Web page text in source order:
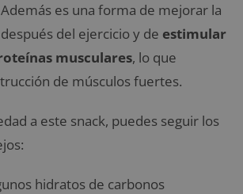
es una forma de mejorar la
del ejercicio y de estimular
musculares, lo que
de músculos fuertes.
a este snack, puedes seguir los
hidratos de carbonos